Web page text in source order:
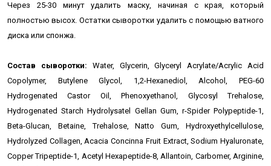
Через 25-30 минут удалить маску, начиная с края, который
полностью высох. Остатки сыворотки удалить с помощью ватного
диска или спонжа.
Состав сыворотки: Water, Glycerin, Glyceryl Acrylate/Acrylic Acid
Copolymer, Butylene Glycol, 1,2-Hexanediol, Alcohol, PEG-60
Hydrogenated Castor Oil, Phenoxyethanol, Glycosyl Trehalose,
Hydrogenated Starch Hydrolysatel Gellan Gum, r-Spider Polypeptide-1,
Beta-Glucan, Betaine, Trehalose, Natto Gum, Hydroxyethylcellulose,
Hydrolyzed Collagen, Acacia Concinna Fruit Extract, Sodium Hyaluronate,
Copper Tripeptide-1, Acetyl Hexapeptide-8, Allantoin, Carbomer, Arginine,